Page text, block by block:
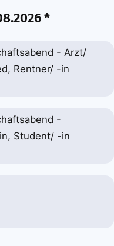
*
- Arzt/
Rentner/ -in
-
Student/ -in